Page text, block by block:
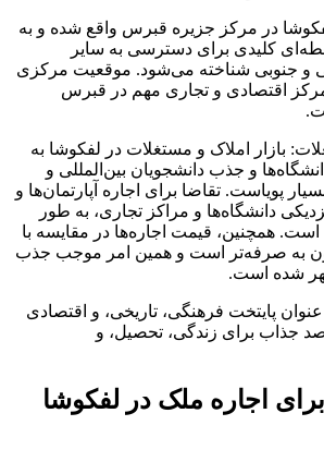
در مرکز جزیره قبرس واقع شده و به
کلیدی برای دسترسی به سایر
جنوبی شناخته می‌شود. موقعیت مرکزی
مرکز اقتصادی و تجاری مهم در قبرس
بازار املاک و مستغلات در لفکوشا به
و جذب دانشجویان بین‌المللی و
پویاست. تقاضا برای اجاره آپارتمان‌ها و
دانشگاه‌ها و مراکز تجاری، به طور
همچنین، قیمت اجاره‌ها در مقایسه با
به صرفه‌تر است و همین امر موجب جذب
شده است.
پایتخت فرهنگی، تاریخی، و اقتصادی
جذاب برای زندگی، تحصیل، و
اجاره ملک در لفکوشا